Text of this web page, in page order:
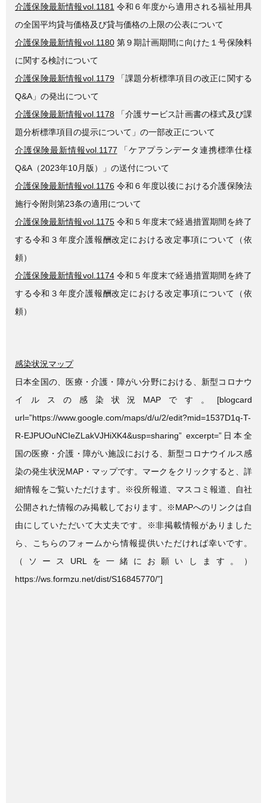
介護保険最新情報vol.1181 令和６年度から適用される福祉用具
の全国平均貸与価格及び貸与価格の上限の公表について
介護保険最新情報vol.1180第９期計画期間に向けた１号保険料
に関する検討について
介護保険最新情報vol.1179「課題分析標準項目の改正に関する
Q&A」の発出について
介護保険最新情報vol.1178 「介護サービス計画書の様式及び課
題分析標準項目の提示について」の一部改正について
介護保険最新情報vol.1177 「ケアプランデータ連携標準仕様
Q&A（2023年10月版）」の送付について
介護保険最新情報vol.1176 令和６年度以後における介護保険法
施行令附則第23条の適用について
介護保険最新情報vol.1175令和５年度末で経過措置期間を終了
する令和３年度介護報酬改定における改定事項について（依
頼）
介護保険最新情報vol.1174令和５年度末で経過措置期間を終了
する令和３年度介護報酬改定における改定事項について（依
頼）
感染状況マップ
日本全国の、医療・介護・障がい分野における、新型コロナウ
イルスの感染状況MAPです。[blogcard
url=”https://www.google.com/maps/d/u/2/edit?mid=1537D1q-T-
R-EJPUOuNCIeZLakVJHiXK4&usp=sharing” excerpt=”日本全
国の医療・介護・障がい施設における、新型コロナウイルス感
染の発生状況MAP・マップです。マークをクリックすると、詳
細情報をご覧いただけます。※役所報道、マスコミ報道、自社
公開された情報のみ掲載しております。※MAPへのリンクは自
由にしていただいて大丈夫です。※非掲載情報がありました
ら、こちらのフォームから情報提供いただければ幸いです。
（ソースURLを一緒にお願いします。）
https://ws.formzu.net/dist/S16845770/”]